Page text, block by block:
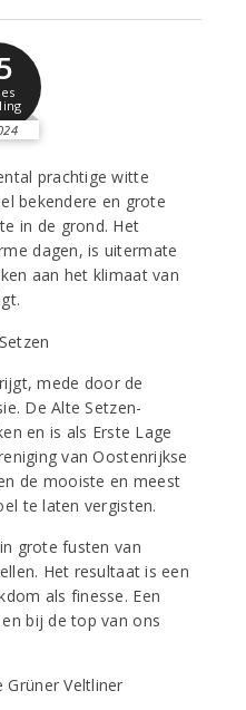
prachtige witte
bekendere en grote
in de grond. Het
dagen, is uitermate
aan het klimaat van
mede door de
De Alte Setzen-
en is als Erste Lage
van Oostenrijkse
de mooiste en meest
te laten vergisten.
grote fusten van
Het resultaat is een
als finesse. Een
bij de top van ons